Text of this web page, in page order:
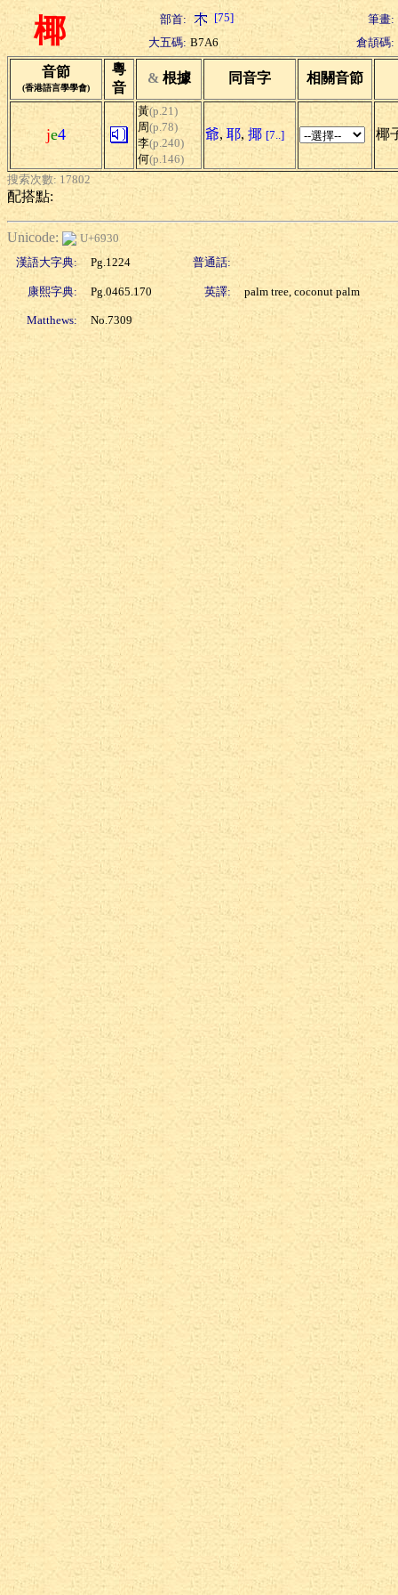
椰 部首: [75]
筆畫:
大五碼: B7A6 倉頡碼:
音節
(香港語言學學會)
粵
音
& 根據 同音字 相關音節
je4
黃(p.21)
周(p.78)
李(p.240)
何(p.146)
爺, 耶, 揶 [7..] 椰
搜索次數: 17802
配搭點:
Unicode:
U+6930
漢語大字典:
Pg.1224 普通話:
康熙字典: Pg.0465.170 英譯: palm tree, coconut palm
Matthews: No.7309